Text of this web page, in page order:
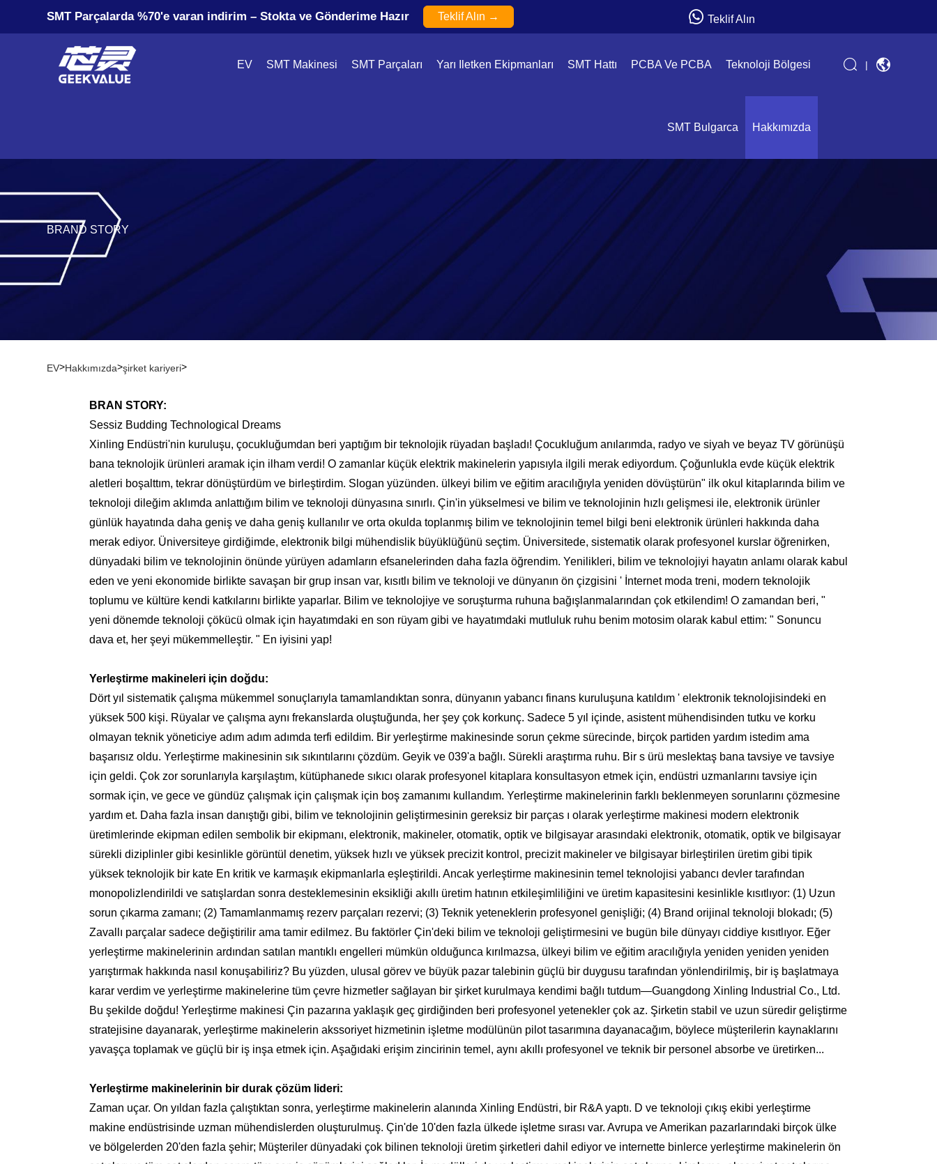
SMT Parçalarda %70'e varan indirim – Stokta ve Gönderime Hazır Teklif Alın → Teklif Alın
EV SMT Makinesi SMT Parçaları Yarı Iletken Ekipmanları SMT Hattı PCBA Ve PCBA Teknoloji Bölgesi
SMT Bulgarca Hakkımızda
|
BRAND STORY
EV>Hakkımızda>şirket kariyeri>
BRAN STORY:
Sessiz Budding Technological Dreams
Xinling Endüstri'nin kuruluşu, çocukluğumdan beri yaptığım bir teknolojik rüyadan başladı! Çocukluğum anılarımda, radyo ve siyah ve beyaz TV görünüşü
bana teknolojik ürünleri aramak için ilham verdi! O zamanlar küçük elektrik makinelerin yapısıyla ilgili merak ediyordum. Çoğunlukla evde küçük elektrik
aletleri boşalttım, tekrar dönüştürdüm ve birleştirdim. Slogan yüzünden. ülkeyi bilim ve eğitim aracılığıyla yeniden dövüştürün" ilk okul kitaplarında bilim ve
teknoloji dileğim aklımda anlattığım bilim ve teknoloji dünyasına sınırlı. Çin'in yükselmesi ve bilim ve teknolojinin hızlı gelişmesi ile, elektronik ürünler
günlük hayatında daha geniş ve daha geniş kullanılır ve orta okulda toplanmış bilim ve teknolojinin temel bilgi beni elektronik ürünleri hakkında daha
merak ediyor. Üniversiteye girdiğimde, elektronik bilgi mühendislik büyüklüğünü seçtim. Üniversitede, sistematik olarak profesyonel kurslar öğrenirken,
dünyadaki bilim ve teknolojinin önünde yürüyen adamların efsanelerinden daha fazla öğrendim. Yenilikleri, bilim ve teknolojiyi hayatın anlamı olarak kabul
eden ve yeni ekonomide birlikte savaşan bir grup insan var, kısıtlı bilim ve teknoloji ve dünyanın ön çizgisini ' İnternet moda treni, modern teknolojik
toplumu ve kültüre kendi katkılarını birlikte yaparlar. Bilim ve teknolojiye ve soruşturma ruhuna bağışlanmalarından çok etkilendim! O zamandan beri, "
yeni dönemde teknoloji çökücü olmak için hayatımdaki en son rüyam gibi ve hayatımdaki mutluluk ruhu benim motosim olarak kabul ettim: " Sonuncu
dava et, her şeyi mükemmelleştir. " En iyisini yap!
Yerleştirme makineleri için doğdu:
Dört yıl sistematik çalışma mükemmel sonuçlarıyla tamamlandıktan sonra, dünyanın yabancı finans kuruluşuna katıldım ' elektronik teknolojisindeki en
yüksek 500 kişi. Rüyalar ve çalışma aynı frekanslarda oluştuğunda, her şey çok korkunç. Sadece 5 yıl içinde, asistent mühendisinden tutku ve korku
olmayan teknik yöneticiye adım adım adımda terfi edildim. Bir yerleştirme makinesinde sorun çekme sürecinde, birçok partiden yardım istedim ama
başarısız oldu. Yerleştirme makinesinin sık sıkıntılarını çözdüm. Geyik ve 039'a bağlı. Sürekli araştırma ruhu. Bir s ürü meslektaş bana tavsiye ve tavsiye
için geldi. Çok zor sorunlarıyla karşılaştım, kütüphanede sıkıcı olarak profesyonel kitaplara konsultasyon etmek için, endüstri uzmanlarını tavsiye için
sormak için, ve gece ve gündüz çalışmak için çalışmak için boş zamanımı kullandım. Yerleştirme makinelerinin farklı beklenmeyen sorunlarını çözmesine
yardım et. Daha fazla insan danıştığı gibi, bilim ve teknolojinin geliştirmesinin gereksiz bir parças ı olarak yerleştirme makinesi modern elektronik
üretimlerinde ekipman edilen sembolik bir ekipmanı, elektronik, makineler, otomatik, optik ve bilgisayar arasındaki elektronik, otomatik, optik ve bilgisayar
sürekli diziplinler gibi kesinlikle görüntül denetim, yüksek hızlı ve yüksek precizit kontrol, precizit makineler ve bilgisayar birleştirilen üretim gibi tipik
yüksek teknolojik bir kate En kritik ve karmaşık ekipmanlarla eşleştirildi. Ancak yerleştirme makinesinin temel teknolojisi yabancı devler tarafından
monopolizlendirildi ve satışlardan sonra desteklemesinin eksikliği akıllı üretim hatının etkileşimliliğini ve üretim kapasitesini kesinlikle kısıtlıyor: (1) Uzun
sorun çıkarma zamanı; (2) Tamamlanmamış rezerv parçaları rezervi; (3) Teknik yeteneklerin profesyonel genişliği; (4) Brand orijinal teknoloji blokadı; (5)
Zavallı parçalar sadece değiştirilir ama tamir edilmez. Bu faktörler Çin'deki bilim ve teknoloji geliştirmesini ve bugün bile dünyayı ciddiye kısıtlıyor. Eğer
yerleştirme makinelerinin ardından satılan mantıklı engelleri mümkün olduğunca kırılmazsa, ülkeyi bilim ve eğitim aracılığıyla yeniden yeniden yeniden
yarıştırmak hakkında nasıl konuşabiliriz? Bu yüzden, ulusal görev ve büyük pazar talebinin güçlü bir duygusu tarafından yönlendirilmiş, bir iş başlatmaya
karar verdim ve yerleştirme makinelerine tüm çevre hizmetler sağlayan bir şirket kurulmaya kendimi bağlı tutdum—Guangdong Xinling Industrial Co., Ltd.
Bu şekilde doğdu! Yerleştirme makinesi Çin pazarına yaklaşık geç girdiğinden beri profesyonel yetenekler çok az. Şirketin stabil ve uzun süredir geliştirme
stratejisine dayanarak, yerleştirme makinelerin akssoriyet hizmetinin işletme modülünün pilot tasarımına dayanacağım, böylece müşterilerin kaynaklarını
yavaşça toplamak ve güçlü bir iş inşa etmek için. Aşağıdaki erişim zincirinin temel, aynı akıllı profesyonel ve teknik bir personel absorbe ve üretirken...
Yerleştirme makinelerinin bir durak çözüm lideri:
Zaman uçar. On yıldan fazla çalıştıktan sonra, yerleştirme makinelerin alanında Xinling Endüstri, bir R&A yaptı. D ve teknoloji çıkış ekibi yerleştirme
makine endüstrisinde uzman mühendislerden oluşturulmuş. Çin'de 10'den fazla ülkede işletme sırası var. Avrupa ve Amerikan pazarlarındaki birçok ülke
ve bölgelerden 20'den fazla şehir; Müşteriler dünyadaki çok bilinen teknoloji üretim şirketleri dahil ediyor ve internette binlerce yerleştirme makinelerin ön